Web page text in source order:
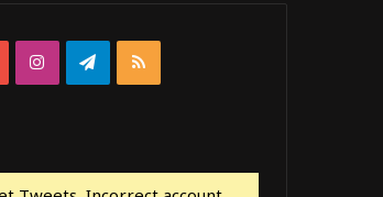
InstagramTelegram
RSS